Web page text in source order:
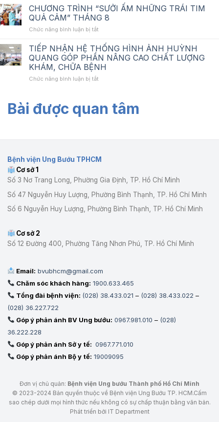
dây
tại
Ung
cơ
sở
1
cấp
hệ
thống
mạng
dây
tại
Bệnh
Ung
sở
1
VIỆN
UNG
BƯỚU
TP.HCM
CHỨC
TẬP
HUẤN
QUY
TẮC
VÀ
GIÁO
LUẬT
2026
CHƯƠNG TRÌNH “SƯỞI ẤM NHỮNG TRÁI TIM
QUẢ CẢM” THÁNG 8
Chức năng bình luận bị tắt
TRÌNH
“SƯỞI
ẤM
NHỮNG
TRÁI
CẢM”
THÁNG
TIẾP NHẬN HỆ THỐNG HÌNH ẢNH HUỲNH
QUANG GÓP PHẦN NÂNG CAO CHẤT LƯỢNG
KHÁM, CHỮA BỆNH
Chức năng bình luận bị tắt
THỐNG
PHẦN
CAO
LƯỢNG
CHỮA
Bài được quan tâm
Bệnh viện Ung Bướu TPHCM
Cơ sở 1
Số 3 Nơ Trang Long, Phường Gia Định, TP. Hồ Chí Minh
Số 47 Nguyễn Huy Lượng, Phường Bình Thạnh, TP. Hồ Chí Minh
Số 6 Nguyễn Huy Lượng, Phường Bình Thạnh, TP. Hồ Chí Minh
Cơ sở 2
Số 12 Đường 400, Phường Tăng Nhơn Phú, TP. Hồ Chí Minh
Email: bvubhcm@gmail.com
Chăm sóc khách hàng: 1900.633.465
Tổng đài bệnh viện: (028) 38.433.021 – (028) 38.433.022 –
(028) 36.227.722
Góp ý phản ánh BV Ung bướu: 0967.981.010 – (028)
36.222.228
Góp ý phản ánh Sở y tế: 0967.771.010
Góp ý phản ánh Bộ y tế: 19009095
Đơn vị chủ quản: Bệnh viện Ung bướu Thành phố Hồ Chí Minh
© 2023-2024 Bản quyền thuộc về Bệnh viện Ung Bướu TP. HCM.Cấm
sao chép dưới mọi hình thức nếu không có sự chấp thuận bằng văn bản.
Phát triển bởi IT Department